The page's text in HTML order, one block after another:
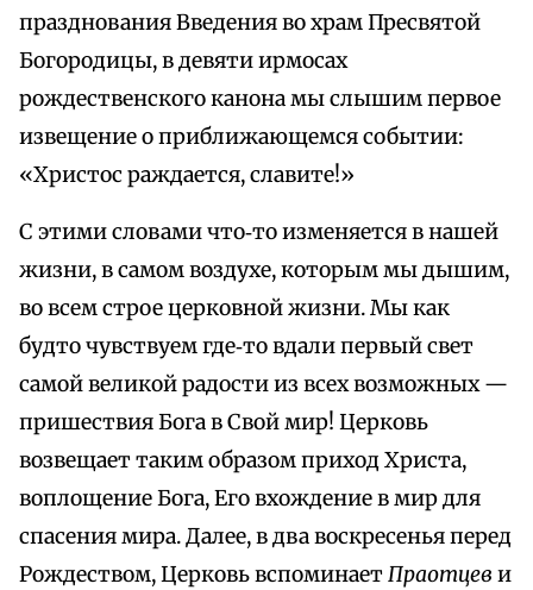
празднования Введения во храм Пресвятой
Богородицы, в девяти ирмосах
рождественского канона мы слышим первое
извещение о приближающемся событии:
«Христос раждается, славите!»
С этими словами что‑то изменяется в нашей
жизни, в самом воздухе, которым мы дышим,
во всем строе церковной жизни. Мы как
будто чувствуем где‑то вдали первый свет
самой великой радости из всех возможных —
пришествия Бога в Свой мир! Церковь
возвещает таким образом приход Христа,
воплощение Бога, Его вхождение в мир для
спасения мира. Далее, в два воскресенья перед
Рождеством, Церковь вспоминаетПраотцев и